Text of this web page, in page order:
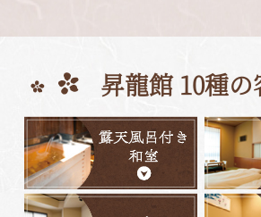
昇龍館 10種の